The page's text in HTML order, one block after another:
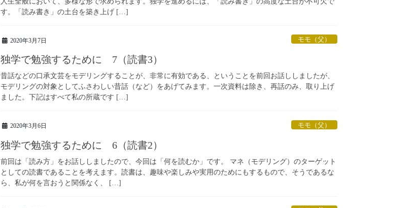
す。「読み書き」の土台を築き上げ […]
2020年3月7日 モモ（父）
独学で勉強するために 7（読書3）
昔話などの口承文芸をモデリングすることが、非常に有効である、ということを前回お話ししましたが、
モデリングの対象としてふさわしい昔話（など）をあげてみます。一次資料は除き、再話のみ、取り上げ
ました。下記はすべて私の所蔵です […]
2020年3月6日 モモ（父）
独学で勉強するために 6（読書2）
前回は「読み方」をお話ししましたので、今回は「何を読むか」です。 マネ（モデリング）のターゲット
としての読書であることを考えます。読書は、趣味や楽しみや実用のためにもするもので、そうであるな
ら、私が何を言おうと関係なく、 […]